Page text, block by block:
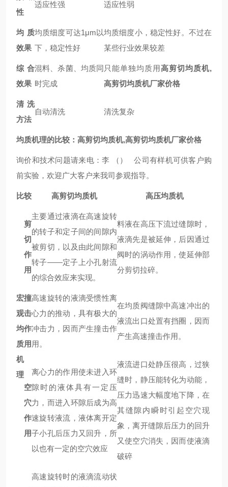
性
适应性强 适应性弱
均质
效果
均质细度可达1μm以
下，稳定性好
均质细度小，稳定性好。不过在
某些行业效果较差
综合
效果
混料、杀菌、均质同
时完成
只能单独均质用高剪切均质机,
高剪切均质机厂家价格
清洗
方法
自动清洗 清洗复杂
均质机理的比较： 高剪切均质机,高剪切均质机厂家价格
询价和技术问题请来电：李
（） 公司有样机可供客户购
前实验，欢迎广大客户来我司参观指导。
比较 高剪切均质机 高压均质机
宏
观
均
质
机
理
剪
切
作
用
主要通过液滴在高速旋转
的转子和定子间的间隙内
被剪切，以及由此间隙和
转子——定子上小孔射流
的综合效应来实现。
料液在高压下流过缝隙时，
液滴先是被延伸，后因通过
阀时的涡动作用，使延伸部
分剪切拉碎。
撞
击
作
用
高速旋转的液滴受惯性离
心力的推动，具有极大的
冲击力，因而产生撞击作
用。
在均质阀缝隙中高速冲出的
液流出口处置有挡圈，因而
产生高速撞击作用。
空
穴
作
用
离心力的作用使未进入环
隙时的液体具有一定压
力，而进入环隙后成为高
速旋转液流，液体离开定
子小孔后压力又回升，所
以也有一定的空穴效应
液流进口处静压很高，过狭
缝时，静压能转化为动能，
压力迅速大幅度地下降，在
其缝隙内瞬时引起空穴现
象，离开缝隙后压力的回升
又使空穴消失，因而使液滴
破碎
高速旋转时的液滴流动状